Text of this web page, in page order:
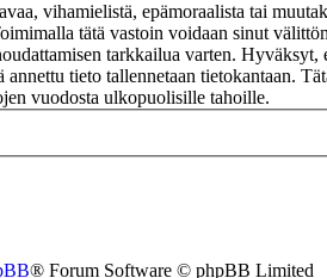
vihamielistä, epämoraalista tai
tätä vastoin voidaan sinut
tarkkailua varten.
tieto tallennetaan tietokantaan.
vuodosta ulkopuolisille tahoille.
® Forum Software © phpBB Limited